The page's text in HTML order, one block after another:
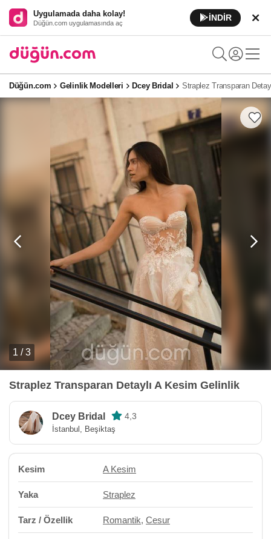
Uygulamada daha kolay!
Düğün.com uygulamasında aç
İNDİR
Düğün.com Gelinlik Modelleri Dcey Bridal Straplez Transparan
1 / 3
Straplez Transparan Detaylı A Kesim Gelinlik
Dcey Bridal 4,3
İstanbul, Beşiktaş
Kesim A Kesim
Yaka Straplez
Tarz / Özellik Romantik, Cesur